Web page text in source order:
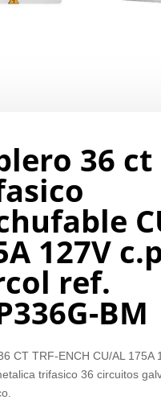
36 ct
127V
ref.
BM
CT TRF-ENCH CU/AL 175A
trifasico 36 circuitos